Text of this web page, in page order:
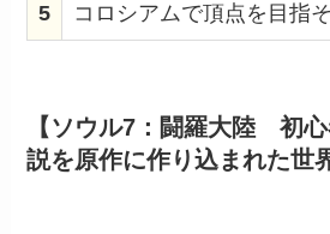
5 コロシアムで頂点を目指そ
【ソウル7：闘羅大陸 初
説を原作に作り込まれた世